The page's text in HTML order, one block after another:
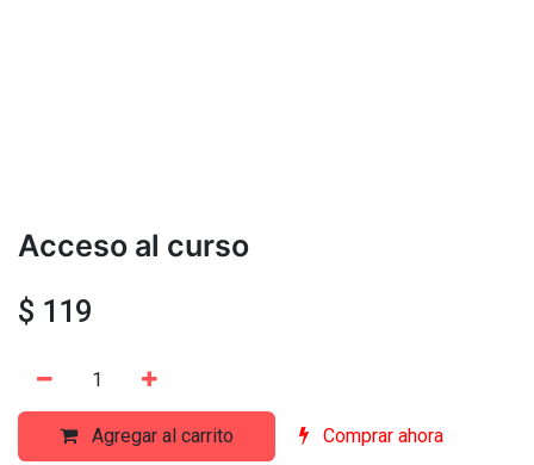
Acceso al curso
$ 119
Agregar al carrito Comprar ahora